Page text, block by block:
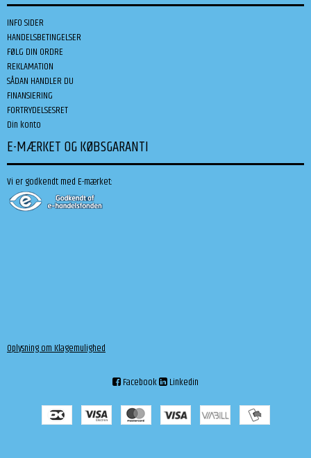
INFO SIDER
HANDELSBETINGELSER
FØLG DIN ORDRE
REKLAMATION
SÅDAN HANDLER DU
FINANSIERING
FORTRYDELSESRET
Din konto
E-MÆRKET OG KØBSGARANTI
Vi er godkendt med E-mærket:
Oplysning om Klagemulighed
Facebook Linkedin